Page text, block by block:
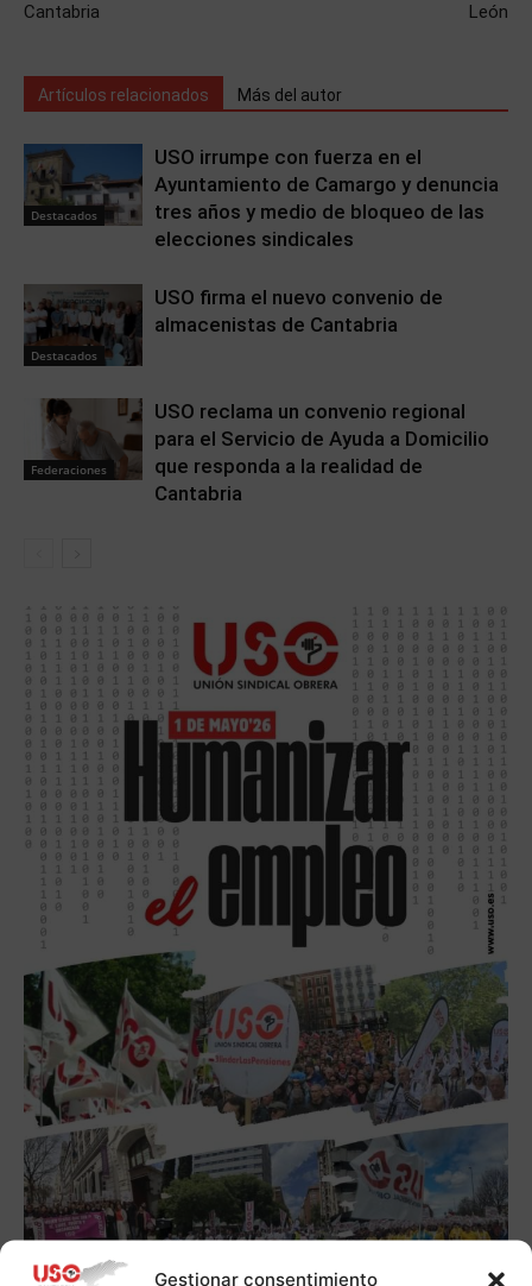
Gestionar consentimiento
Cantabria
León
Artículos relacionados Más del autor
Destacados
USO irrumpe con fuerza en el
Ayuntamiento de Camargo y denuncia
tres años y medio de bloqueo de las
elecciones sindicales
Destacados
USO firma el nuevo convenio de
almacenistas de Cantabria
Federaciones
USO reclama un convenio regional
para el Servicio de Ayuda a Domicilio
que responda a la realidad de
Cantabria